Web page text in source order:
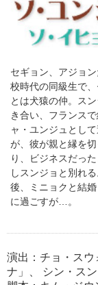
セギョン、アジョ
校時代の同級生で
とは犬猿の仲。ス
き合い、フランス
ャ・ユンジュとし
が、彼が親と縁を
り、ビジネスだっ
しスンジョと別れ
後、ミニョクと結
に過ごすが…。
演出：チョ・ス
ナ」、 シン・ス